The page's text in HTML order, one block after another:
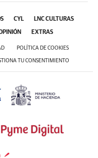
CYL LNC CULTURAS
EXTRAS
POLÍTICA DE COOKIES
TU CONSENTIMIENTO